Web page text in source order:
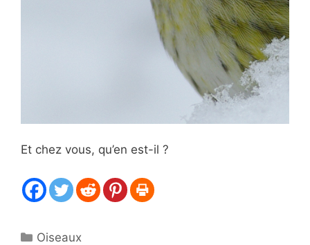
Et chez vous, qu’en est-il ?
Catégories
Oiseaux